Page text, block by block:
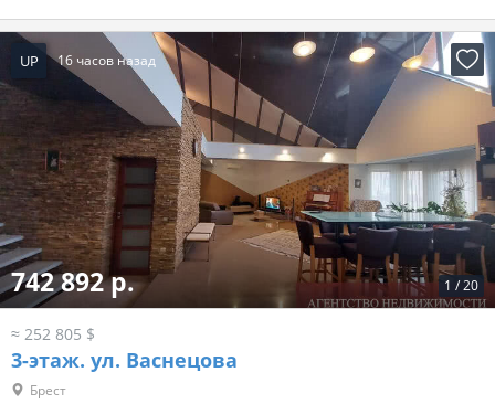
UP 16 часов назад
1 /20
742 892 р.
≈ 252 805 $
3-этаж. ул. Васнецова
Брест